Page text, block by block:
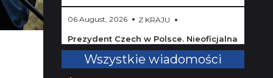
06 August, 2026 Z KRAJU
Prezydent Czech w Polsce. Nieoficjalna
wizyta w smażalni
Wszystkie wiadomości